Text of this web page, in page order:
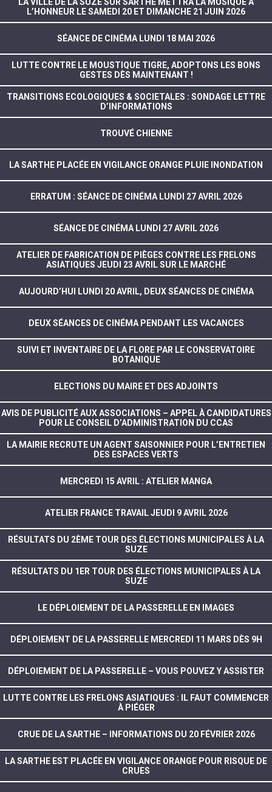
L’HONNEUR LE SAMEDI 20 ET DIMANCHE 21 JUIN 2026
SÉANCE DE CINÉMA LUNDI 18 MAI 2026
LUTTE CONTRE LE MOUSTIQUE TIGRE, ADOPTONS LES BONS
GESTES DÈS MAINTENANT !
TRANSITIONS ECOLOGIQUES & SOCIETALES : SONDAGE LETTRE
D’INFORMATIONS
TROUVÉ CHIENNE
LA SARTHE PLACÉE EN VIGILANCE ORANGE PLUIE INONDATION
ERRATUM : SÉANCE DE CINÉMA LUNDI 27 AVRIL 2026
SÉANCE DE CINÉMA LUNDI 27 AVRIL 2026
ATELIER DE FABRICATION DE PIÈGES CONTRE LES FRELONS
ASIATIQUES JEUDI 23 AVRIL SUR LE MARCHÉ
AUJOURD’HUI LUNDI 20 AVRIL, DEUX SÉANCES DE CINÉMA
DEUX SÉANCES DE CINÉMA PENDANT LES VACANCES
SUIVI ET INVENTAIRE DE LA FLORE PAR LE CONSERVATOIRE
BOTANIQUE
ELECTIONS DU MAIRE ET DES ADJOINTS
AVIS DE PUBLICITÉ AUX ASSOCIATIONS – APPEL À CANDIDATURES
POUR LE CONSEIL D’ADMINISTRATION DU CCAS
LA MAIRIE RECRUTE UN AGENT SAISONNIER POUR L’ENTRETIEN
DES ESPACES VERTS
MERCREDI 15 AVRIL : ATELIER MANGA
ATELIER FRANCE TRAVAIL JEUDI 9 AVRIL 2026
RÉSULTATS DU 2ÈME TOUR DES ÉLECTIONS MUNICIPALES À LA
SUZE
RÉSULTATS DU 1ER TOUR DES ÉLECTIONS MUNICIPALES À LA
SUZE
LE DÉPLOIEMENT DE LA PASSERELLE EN IMAGES
DÉPLOIEMENT DE LA PASSERELLE MERCREDI 11 MARS DÈS 9H
DÉPLOIEMENT DE LA PASSERELLE – VOUS POUVEZ Y ASSISTER
LUTTE CONTRE LES FRELONS ASIATIQUES : IL FAUT COMMENCER
À PIÉGER
CRUE DE LA SARTHE – INFORMATIONS DU 20 FÉVRIER 2026
LA SARTHE EST PLACÉE EN VIGILANCE ORANGE POUR RISQUE DE
CRUES